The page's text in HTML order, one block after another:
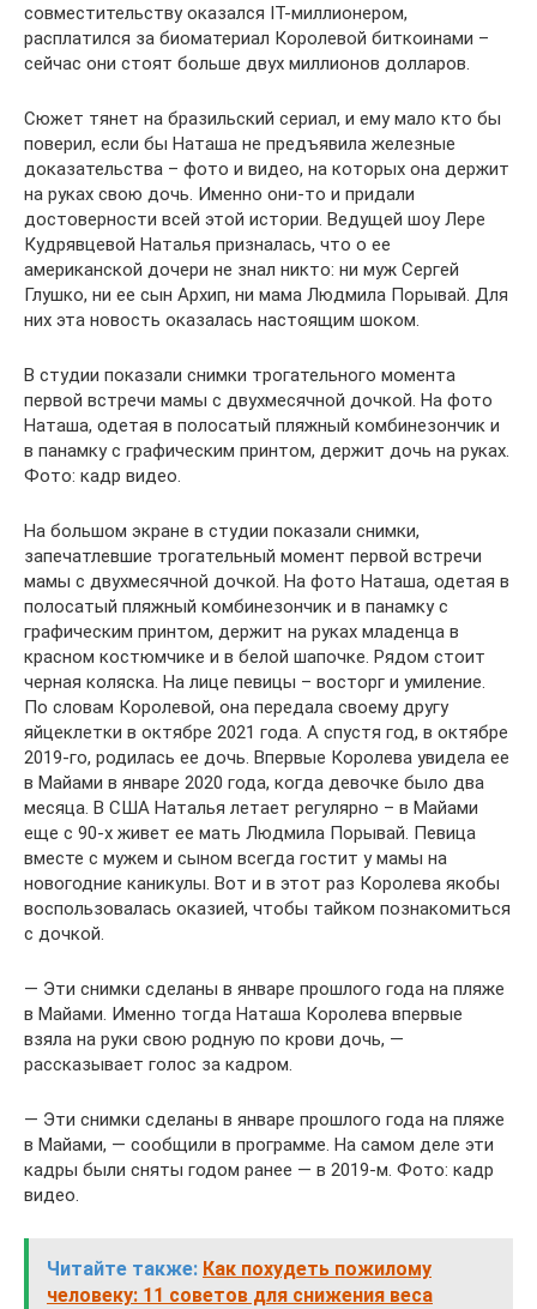
совместительству оказался IT-миллионером,
расплатился за биоматериал Королевой биткоинами –
сейчас они стоят больше двух миллионов долларов.
Сюжет тянет на бразильский сериал, и ему мало кто бы
поверил, если бы Наташа не предъявила железные
доказательства – фото и видео, на которых она держит
на руках свою дочь. Именно они-то и придали
достоверности всей этой истории. Ведущей шоу Лере
Кудрявцевой Наталья призналась, что о ее
американской дочери не знал никто: ни муж Сергей
Глушко, ни ее сын Архип, ни мама Людмила Порывай. Для
них эта новость оказалась настоящим шоком.
В студии показали снимки трогательного момента
первой встречи мамы с двухмесячной дочкой. На фото
Наташа, одетая в полосатый пляжный комбинезончик и
в панамку с графическим принтом, держит дочь на руках.
Фото: кадр видео.
На большом экране в студии показали снимки,
запечатлевшие трогательный момент первой встречи
мамы с двухмесячной дочкой. На фото Наташа, одетая в
полосатый пляжный комбинезончик и в панамку с
графическим принтом, держит на руках младенца в
красном костюмчике и в белой шапочке. Рядом стоит
черная коляска. На лице певицы – восторг и умиление.
По словам Королевой, она передала своему другу
яйцеклетки в октябре 2021 года. А спустя год, в октябре
2019-го, родилась ее дочь. Впервые Королева увидела ее
в Майами в январе 2020 года, когда девочке было два
месяца. В США Наталья летает регулярно – в Майами
еще с 90-х живет ее мать Людмила Порывай. Певица
вместе с мужем и сыном всегда гостит у мамы на
новогодние каникулы. Вот и в этот раз Королева якобы
воспользовалась оказией, чтобы тайком познакомиться
с дочкой.
— Эти снимки сделаны в январе прошлого года на пляже
в Майами. Именно тогда Наташа Королева впервые
взяла на руки свою родную по крови дочь, —
рассказывает голос за кадром.
— Эти снимки сделаны в январе прошлого года на пляже
в Майами, — сообщили в программе. На самом деле эти
кадры были сняты годом ранее — в 2019-м. Фото: кадр
видео.
Читайте также: Как похудеть пожилому
человеку: 11 советов для снижения веса